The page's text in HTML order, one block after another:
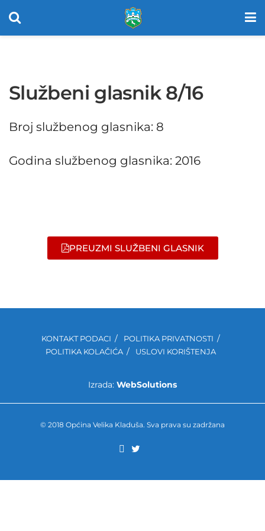
Službeni glasnik 8/16
Broj službenog glasnika: 8
Godina službenog glasnika: 2016
PREUZMI SLUŽBENI GLASNIK
KONTAKT PODACI
POLITIKA PRIVATNOSTI
POLITIKA KOLAČIĆA
USLOVI KORIŠTENJA
Izrada: WebSolutions
© 2018 Općina Velika Kladuša. Sva prava su zadržana